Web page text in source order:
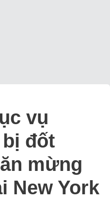
vụ
đốt
mừng
New York